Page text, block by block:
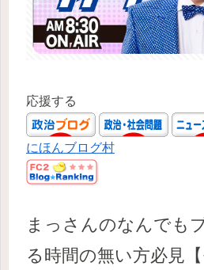
応援する
にほんブログ村
まっさんのなんでも
る時間の無い方必見